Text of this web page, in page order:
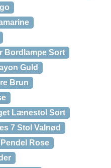
Bordlampe Sort
Guld
Brun
Lænestol Sort
7 Stol Valnød
Rose